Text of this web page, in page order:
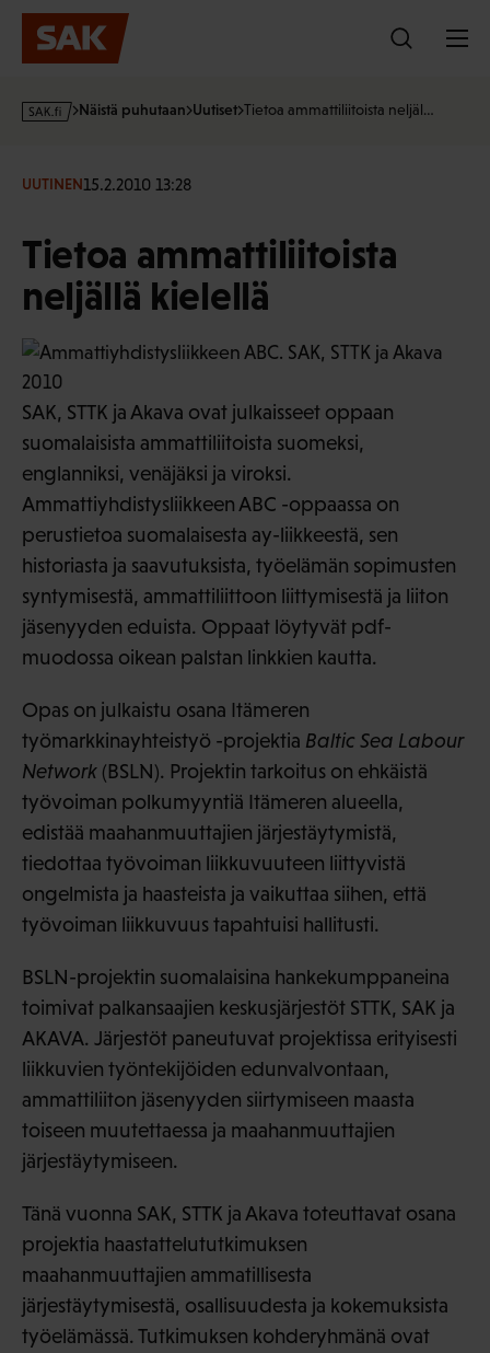
Hyppää
sisältöön
s
·
Näistä puhutaan Uutiset Tietoa ammattiliitoista neljäl…
UUTINEN15.2.2010 13:28
Tietoa ammattiliitoista
neljällä kielellä
SAK, STTK ja Akava ovat julkaisseet oppaan
suomalaisista ammattiliitoista suomeksi,
englanniksi, venäjäksi ja viroksi.
Ammattiyhdistysliikkeen ABC -oppaassa on
perustietoa suomalaisesta ay-liikkeestä, sen
historiasta ja saavutuksista, työelämän sopimusten
syntymisestä, ammattiliittoon liittymisestä ja liiton
jäsenyyden eduista. Oppaat löytyvät pdf-
muodossa oikean palstan linkkien kautta.
Opas on julkaistu osana Itämeren
työmarkkinayhteistyö -projektia Baltic Sea Labour
Network (BSLN). Projektin tarkoitus on ehkäistä
työvoiman polkumyyntiä Itämeren alueella,
edistää maahanmuuttajien järjestäytymistä,
tiedottaa työvoiman liikkuvuuteen liittyvistä
ongelmista ja haasteista ja vaikuttaa siihen, että
työvoiman liikkuvuus tapahtuisi hallitusti.
BSLN-projektin suomalaisina hankekumppaneina
toimivat palkansaajien keskusjärjestöt STTK, SAK ja
AKAVA. Järjestöt paneutuvat projektissa erityisesti
liikkuvien työntekijöiden edunvalvontaan,
ammattiliiton jäsenyyden siirtymiseen maasta
toiseen muutettaessa ja maahanmuuttajien
järjestäytymiseen.
Tänä vuonna SAK, STTK ja Akava toteuttavat osana
projektia haastattelututkimuksen
maahanmuuttajien ammatillisesta
järjestäytymisestä, osallisuudesta ja kokemuksista
työelämässä. Tutkimuksen kohderyhmänä ovat